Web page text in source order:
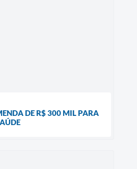
DE R$ 300 MIL PARA